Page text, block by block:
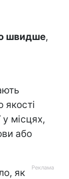
швидше,
якості
у місцях,
або
як